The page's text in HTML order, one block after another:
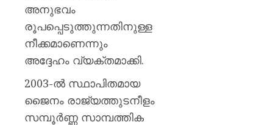
അനുഭവം
രൂപപ്പെടുത്തുന്നതിനുള്ള
നീക്കമാണെന്നും
അദ്ദേഹം വ്യക്തമാക്കി.
2003-ല്‍ സ്ഥാപിതമായ
ജൈനം രാജ്യത്തുടനീളം
സമ്പൂര്‍ണ്ണ സാമ്പത്തിക